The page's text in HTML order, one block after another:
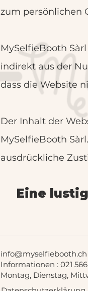
zum persönlichen
MySelfieBooth
indirekt aus der
dass die Website
Der Inhalt der
MySelfieBooth
ausdrückliche
Eine
info@myselfiebooth.ch
Informationen : 021
Montag, Dienstag,